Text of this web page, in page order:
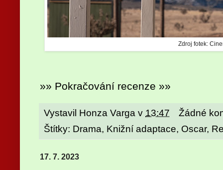
Zdroj fotek:
»» Pokračování recenze »»
Vystavil Honza Varga v 13:47
Žádné
Štítky: Drama, Knižní adaptace, Oscar,
17. 7. 2023